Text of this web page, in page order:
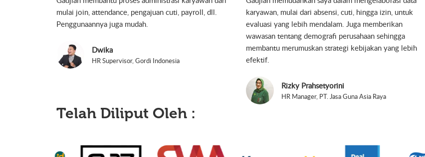
untuk membuat perhitungan lagi. Perhitungan yang
dilakukan sudah cukup akurat sehingga kita dengan
Reza Fathoni
dengan kegunaan.
Hanny Meiriza H.
Chief Human Resources Officer, HIJUP